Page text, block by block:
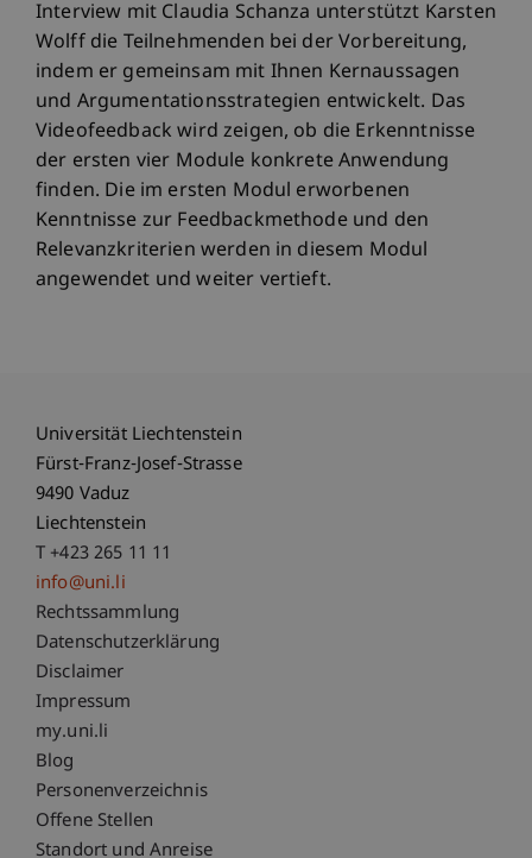
Interview mit Claudia Schanza unterstützt Karsten
Wolff die Teilnehmenden bei der Vorbereitung,
indem er gemeinsam mit Ihnen Kernaussagen
und Argumentationsstrategien entwickelt. Das
Videofeedback wird zeigen, ob die Erkenntnisse
der ersten vier Module konkrete Anwendung
finden. Die im ersten Modul erworbenen
Kenntnisse zur Feedbackmethode und den
Relevanzkriterien werden in diesem Modul
angewendet und weiter vertieft.
Universität Liechtenstein
Fürst-Franz-Josef-Strasse
9490 Vaduz
Liechtenstein
T +423 265 11 11
info@uni.li
Fußzeile Rechtliche Hinweise
Rechtssammlung
Datenschutzerklärung
Disclaimer
Impressum
Fußzeile Subdomain-Verzeichnis
my.uni.li
Blog
Personenverzeichnis
Offene Stellen
Standort und Anreise